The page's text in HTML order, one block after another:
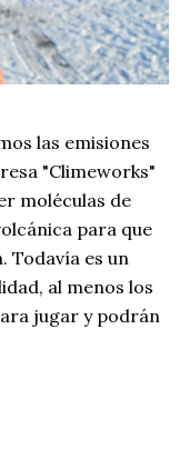
las emisiones
"Climeworks"
moléculas de
para que
Todavía es un
al menos los
jugar y podrán